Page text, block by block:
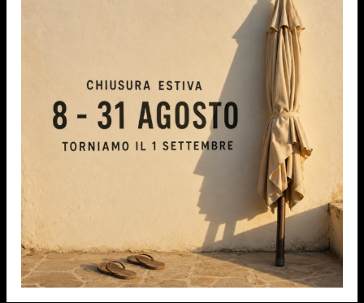
Questa elegante struttura è dotata di un
resistente tessuto in PVC precontraint,
progettato specificamente per resistere alle
intemperie e, in particolare, alla grandine. Grazie
alla sua qualità e funzionalità, questa pergola non
solo aggiunge un tocco di stile agli spazi esterni,
ma offre anche una protezione ottimale,
permettendo di godere del terrazzo in qualsiasi
condizione climatica.